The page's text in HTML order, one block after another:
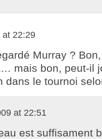
at 22:29
Murray ? Bon,
mais bon, peut-il
dans le tournoi
at 22:51
est suffisament